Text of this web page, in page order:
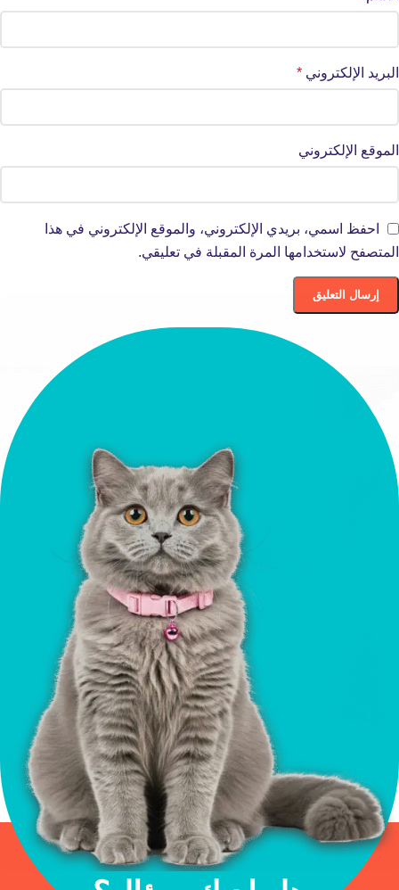
البريد الإلكتروني *
الموقع الإلكتروني
احفظ اسمي، بريدي الإلكتروني، والموقع الإلكتروني في هذا
المتصفح لاستخدامها المرة المقبلة في تعليقي.